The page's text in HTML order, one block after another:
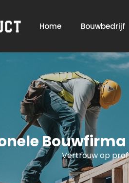
Home Bouwbedrijf
Vertrouw op